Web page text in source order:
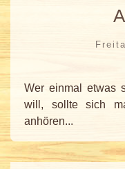
Wer einmal etwas
will, sollte sich
anhören...